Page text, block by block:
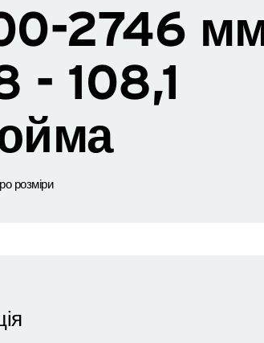
2746
- 108,1
розміри